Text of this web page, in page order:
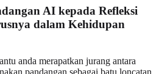
AI kepada Refleksi
dalam Kehidupan
anda merapatkan jurang antara